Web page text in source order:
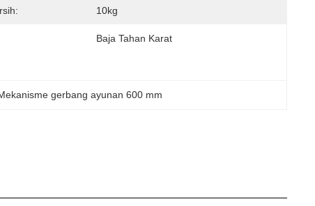
10kg
Baja Tahan Karat
gerbang ayunan 600 mm